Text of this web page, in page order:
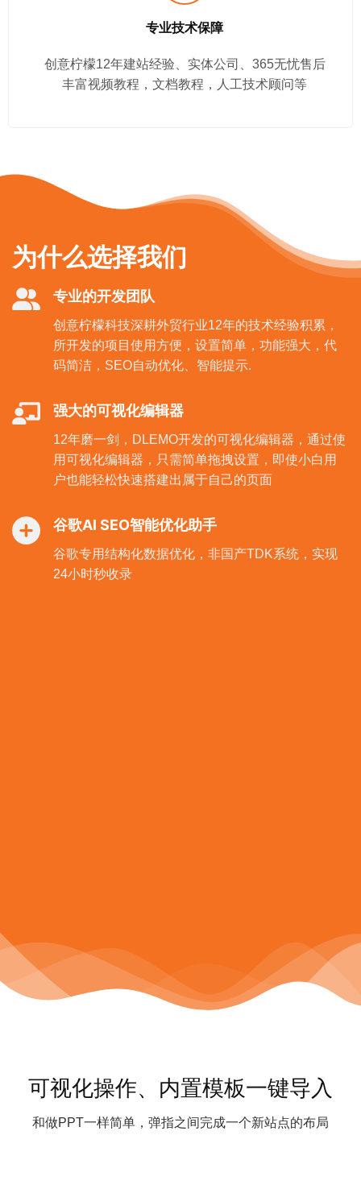
专业技术保障
创意柠檬12年建站经验、实体公司、365无忧售后
丰富视频教程，文档教程，人工技术顾问等
为什么选择我们
专业的开发团队
创意柠檬科技深耕外贸行业12年的技术经验积累，
所开发的项目使用方便，设置简单，功能强大，代
码简洁，SEO自动优化、智能提示.
强大的可视化编辑器
12年磨一剑，DLEMO开发的可视化编辑器，通过使
用可视化编辑器，只需简单拖拽设置，即使小白用
户也能轻松快速搭建出属于自己的页面
谷歌AI SEO智能优化助手
谷歌专用结构化数据优化，非国产TDK系统，实现
24小时秒收录
可视化操作、内置模板一键导入
和做PPT一样简单，弹指之间完成一个新站点的布局